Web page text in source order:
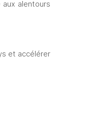
alentours
et accélérer